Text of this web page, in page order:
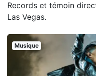
Records et témoin
Las Vegas.
Musique